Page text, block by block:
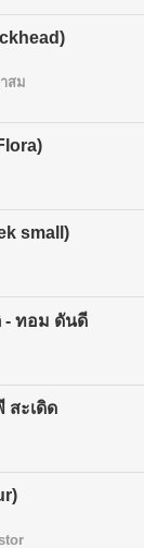
สม
small)
ทอม ดันดี
สะเดิด